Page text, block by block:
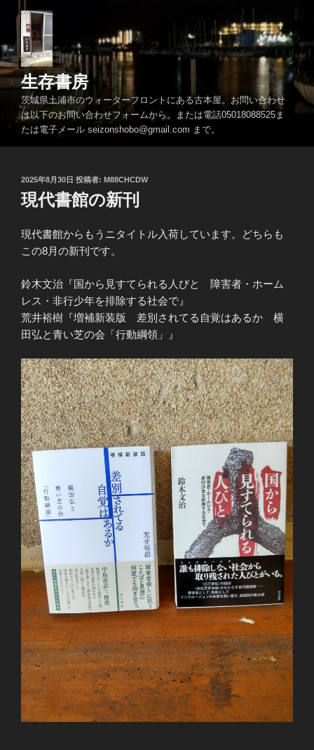
ン
ツ
生存書房
茨城県土浦市のウォーターフロントにある古本屋。お問い合わせ
は以下のお問い合わせフォームから。または電話05018088525ま
たは電子メール seizonshobo@gmail.com まで。
投
稿
日:
2025年8月30日 投稿者: M88CHCDW
現代書館の新刊
現代書館からもうニタイトル入荷しています。どちらも
この8月の新刊です。
鈴木文治『国から見すてられる人びと 障害者・ホーム
レス・非行少年を排除する社会で』
荒井裕樹『増補新装版 差別されてる自覚はあるか 横
田弘と青い芝の会「行動綱領」』